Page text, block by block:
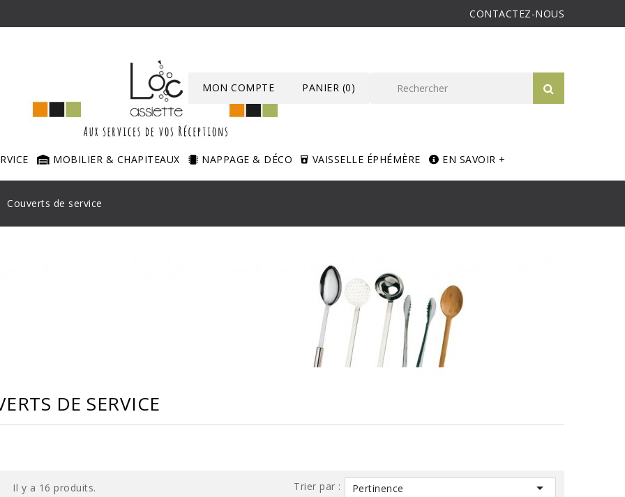
CONTACTEZ-NOUS
PANIER (0)
MON COMPTE
MOBILIER & CHAPITEAUX NAPPAGE & DÉCO VAISSELLE ÉPHÉMÈRE EN SAVOIR +
Couverts de service
DE SERVICE
Il y a 16 produits. Trier par : Pertinence 